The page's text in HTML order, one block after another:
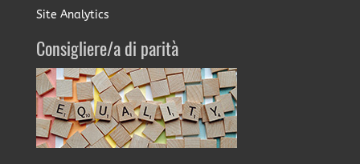
Site Analytics
Consigliere/a di parità